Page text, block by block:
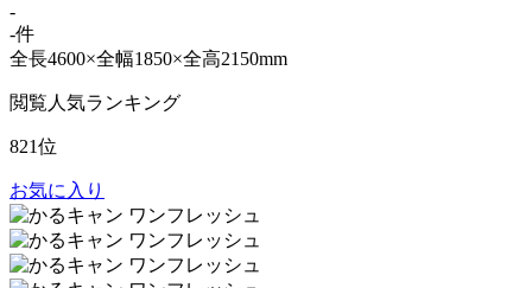
-
-件
全長4600×全幅1850×全高2150mm
閲覧人気ランキング
821位
お気に入り